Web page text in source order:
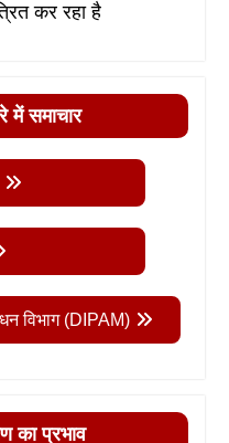
कर रहा है
में समाचार
विभाग (DIPAM)
का प्रभाव